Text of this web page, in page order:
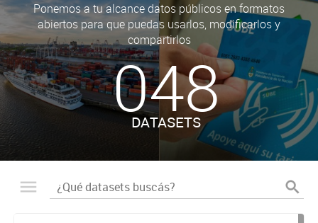
Ponemos a tu alcance datos públicos en formatos
abiertos para que puedas usarlos, modificarlos y
compartirlos
048
DATASETS